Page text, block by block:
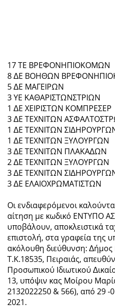
17 ΤΕ ΒΡΕΦΟΝΗΠΙΟΚΟΜΩΝ
8 ∆Ε ΒΟΗΘΩΝ
5 ∆Ε ΜΑΓΕΙΡΩΝ
3 ΥΕ ΚΑΘΑΡΙΣΤΩΝΣΤΡΙΩΝ
1 ∆Ε ΧΕΙΡΙΣΤΩΝ ΚΟΜΠΡΕΣΕΡ
3 ∆Ε ΤΕΧΝΙΤΩΝ
1 ∆Ε ΤΕΧΝΙΤΩΝ
1 ∆Ε ΤΕΧΝΙΤΩΝ ΞΥΛΟΥΡΓΩΝ
3 ∆Ε ΤΕΧΝΙΤΩΝ ΠΛΑΚΑ∆ΩΝ
2 ∆Ε ΤΕΧΝΙΤΩΝ ΞΥΛΟΥΡΓΩΝ
3 ∆Ε ΤΕΧΝΙΤΩΝ
3 ∆Ε ΕΛΑΙΟΧΡΩΜΑΤΙΣΤΩΝ
Οι ενδιαφερόµενοι
αίτηση µε κωδικό ΕΝΤΥΠΟ
υποβάλουν, αποκλειστικά
επιστολή, στα γραφεία της
ακόλουθη διεύθυνση: ∆ήµος
Τ.Κ.18535, Πειραιάς,
Προσωπικού Ιδιωτικού
13, υπόψιν κας Μοίρου
2132022250 & 566), από 29 -
2021.